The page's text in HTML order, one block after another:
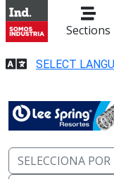
Sections
SELECT
SELECCIONA POR